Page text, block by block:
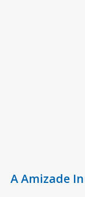
A Amizade